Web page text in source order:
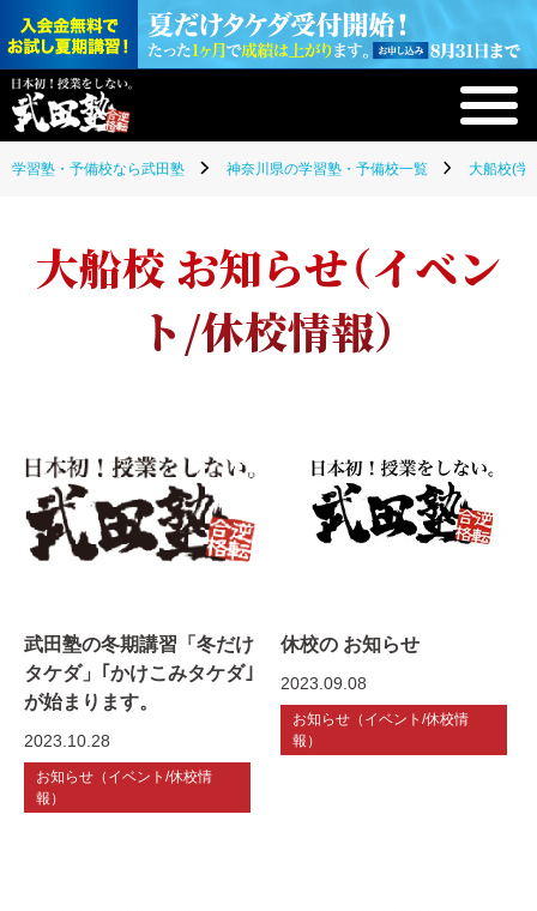
学習塾・予備校なら武田塾 神奈川県の学習塾・予備校一覧 大船校(学
大船校 お知らせ（イベン
ト/休校情報）
武田塾の冬期講習「冬だけ
タケダ」｢かけこみタケダ｣
が始まります。
2023.10.28
お知らせ（イベント/休校情
報）
休校の お知らせ
2023.09.08
お知らせ（イベント/休校情
報）